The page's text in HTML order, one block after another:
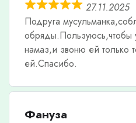
27.11.2025
Подруга
обряды.Пользуюсь,чтобы
намаз,и звоню ей только
ей.Спасибо.
Фануза